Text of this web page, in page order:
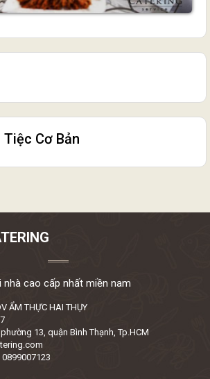
Tiệc Cơ Bản
cao cấp nhất miền nam
ẨM THỰC HAI THỤY
13, quận Bình Thạnh, Tp.HCM
0899007123